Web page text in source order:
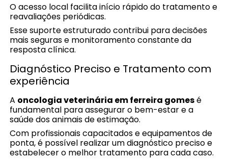
O acesso local facilita início rápido do tratamento e
reavaliações periódicas.
Esse suporte estruturado contribui para decisões
mais seguras e monitoramento constante da
resposta clínica.
Diagnóstico Preciso e Tratamento com
experiência
A oncologia veterinária em ferreira gomesé
fundamental para assegurar o bem-estar e a
saúde dos animais de estimação.
Com profissionais capacitados e equipamentos de
ponta, é possível realizar um diagnóstico preciso e
estabelecer o melhor tratamento para cada caso.